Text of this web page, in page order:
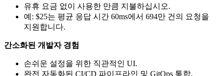
유휴 요금 없이 사용한 만큼 지불하십시오.
예: $25는 평균 응답 시간 60ms에서 694만 건의 요청을
지원합니다.
간소화된 개발자 경험
손쉬운 설정을 위한 직관적인 UI.
완전 자동화된 CI/CD 파이프라인 및 GitOps 통합.